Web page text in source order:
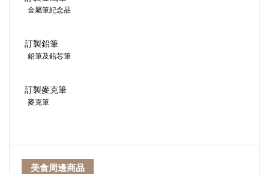
金屬筆紀念品
訂製鉛筆
鉛筆及鉛芯筆
訂製麥克筆
麥克筆
美食周邊商品